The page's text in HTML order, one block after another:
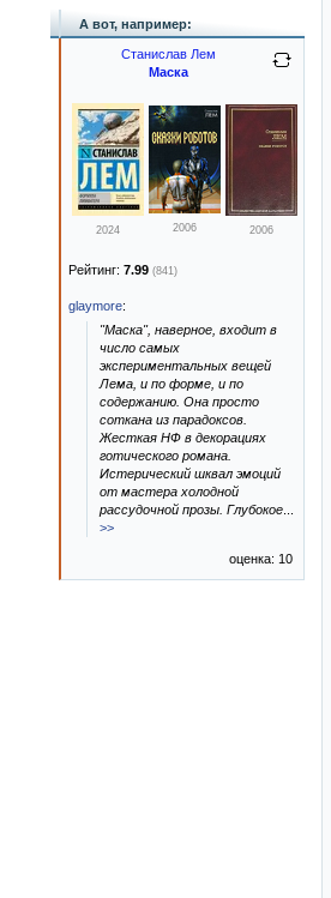
А вот, например:
Станислав Лем
Маска
2024 2006 2006
Рейтинг: 7.99 (841)
glaymore:
"Маска", наверное, входит в
число самых
экспериментальных вещей
Лема, и по форме, и по
содержанию. Она просто
соткана из парадоксов.
Жесткая НФ в декорациях
готического романа.
Истерический шквал эмоций
от мастера холодной
рассудочной прозы. Глубокое
>>
оценка: 10